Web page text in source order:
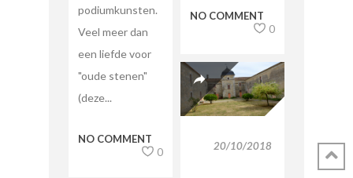
NO COMMENT
0
20/10/2018
podiumkunsten.
Veel meer dan
een liefde voor
"oude stenen"
(deze...
NO COMMENT
0